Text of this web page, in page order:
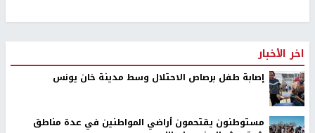
اخر الأخبار
إصابة طفل برصاص الاحتلال وسط مدينة خان يونس
مستوطنون يقتحمون أراضي المواطنين في عدة مناطق